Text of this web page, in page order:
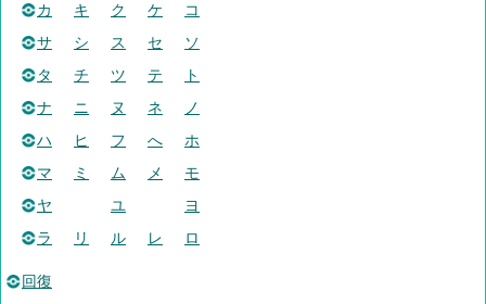
カ
キ ク ケ
コ
サ
シ ス セ
ソ
タ
チ ツ テ
ト
ナ
ニ ヌ ネ
ノ
ハ
ヒ フ へ
ホ
マ
ミ ム メ
モ
ヤ
ユ
ヨ
ラ
リ ル レ ロ
回復